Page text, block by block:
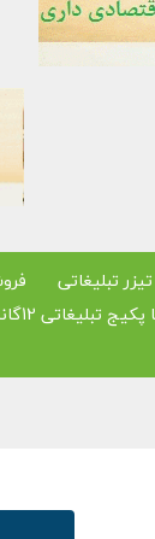
تبلیغاتی
تبلیغاتی 12گانه